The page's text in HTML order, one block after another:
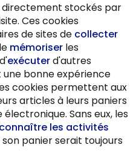
stockés par
Ces cookies
de sites de collecter
mémoriser les
exécuterd'autres
bonne expérience
cookies permettent aux
articles à leurs paniers
Sans eux, les
les activités
panier serait toujours